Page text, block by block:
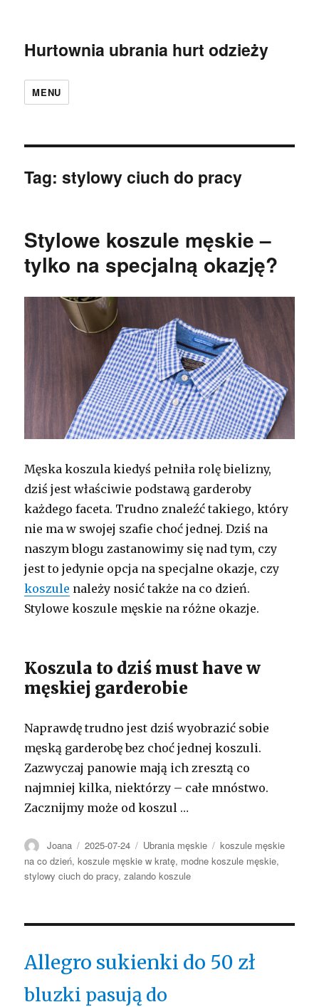
Hurtownia ubrania hurt odzieży
MENU
Tag:stylowy ciuch do pracy
Stylowe koszule męskie –
tylko na specjalną okazję?
Męska koszula kiedyś pełniła rolę bielizny,
dziś jest właściwie podstawą garderoby
każdego faceta. Trudno znaleźć takiego, który
nie ma w swojej szafie choć jednej. Dziś na
naszym blogu zastanowimy się nad tym, czy
jest to jedynie opcja na specjalne okazje, czy
koszule należy nosić także na co dzień.
Stylowe koszule męskie na różne okazje.
Koszula to dziś must have w
męskiej garderobie
Naprawdę trudno jest dziś wyobrazić sobie
męską garderobę bez choć jednej koszuli.
Zazwyczaj panowie mają ich zresztą co
najmniej kilka, niektórzy – całe mnóstwo.
Zacznijmy może od koszul …
Autor
Joana Opublikowano
2025-07-24 Kategorie
Ubrania męskie Tagi
koszule męskie
na co dzień,koszule męskie w kratę, modne koszule męskie,
stylowy ciuch do pracy,zalando koszule
Allegro sukienki do 50 zł
bluzki pasują do